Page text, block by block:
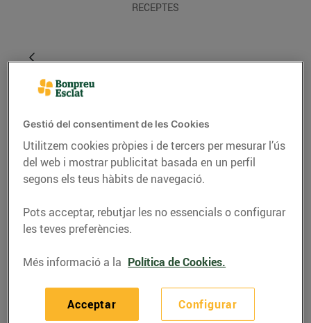
RECEPTES
RECEPTES
pèsols i faves
24/de maig/2016
Gestió del consentiment de les Cookies
Utilitzem cookies pròpies i de tercers per mesurar l’ús
del web i mostrar publicitat basada en un perfil
segons els teus hàbits de navegació.
Pots acceptar, rebutjar les no essencials o configurar
les teves preferències.
Més informació a la Política de Cookies.
Configurar
Acceptar